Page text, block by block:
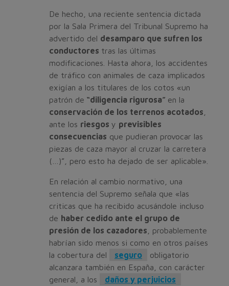
De hecho, una reciente sentencia dictada
por la Sala Primera del Tribunal Supremo ha
advertido del desamparo que sufren los
conductores tras las últimas
modificaciones. Hasta ahora, los accidentes
de tráfico con animales de caza implicados
exigían a los titulares de los cotos «un
patrón de “diligencia rigurosa” en la
conservación de los terrenos acotados
ante los riesgos y previsibles
consecuencias que pudieran provocar las
piezas de caza mayor al cruzar la carretera
(…)”, pero esto ha dejado de ser aplicable».
En relación al cambio normativo, una
sentencia del Supremo señala que «las
criticas que ha recibido acusándole incluso
de haber cedido ante el grupo de
presión de los cazadores , probablemente
habrían sido menos si como en otros países
la cobertura del
seguro
obligatorio
alcanzara también en España, con carácter
general, a los
daños y perjuicios